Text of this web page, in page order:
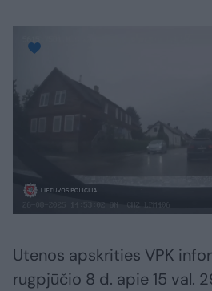
Utenos apskrities VPK
rugpjūčio 8 d. apie 15 val.